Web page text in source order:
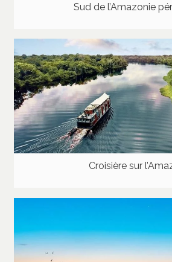
Sud de l’Amazonie
Croisière sur